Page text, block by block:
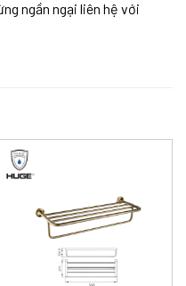
ngần ngại liên hệ với